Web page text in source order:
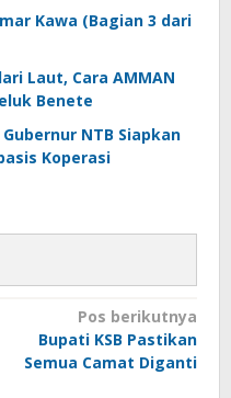
Kawa (Bagian 3 dari
Laut, Cara AMMAN
Benete
NTB Siapkan
Koperasi
Pos berikutnya
Bupati KSB Pastikan
Semua Camat Diganti